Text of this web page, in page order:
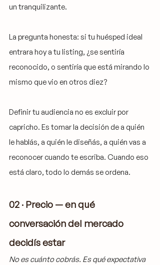
un tranquilizante.
La pregunta honesta: si tu huésped ideal
entrara hoy a tu listing, ¿se sentiría
reconocido, o sentiría que está mirando lo
mismo que vio en otros diez?
Definir tu audiencia no es excluir por
capricho. Es tomar la decisión de a quién
le hablás, a quién le diseñás, a quién vas a
reconocer cuando te escriba. Cuando eso
está claro, todo lo demás se ordena.
02 · Precio — en qué
conversación del mercado
decidís estar
No es cuánto cobrás. Es qué expectativa